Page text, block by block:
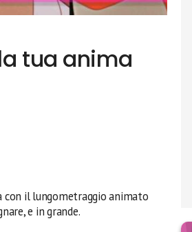
tua anima
con il lungometraggio animato
e in grande.